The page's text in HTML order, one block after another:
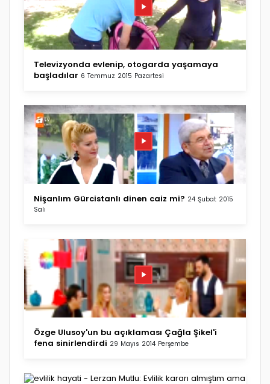
Televizyonda evlenip, otogarda yaşamaya
başladılar 6 Temmuz 2015 Pazartesi
Nişanlım Gürcistanlı dinen caiz mi? 24 Şubat 2015
Salı
Özge Ulusoy'un bu açıklaması Çağla Şikel'i
fena sinirlendirdi 29 Mayıs 2014 Perşembe